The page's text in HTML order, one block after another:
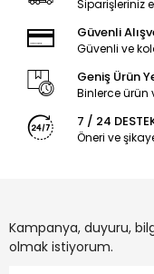
Siparişleriniz
Güvenli
Güvenli ve
Geniş Ürün
Binlerce
7 / 24
Öneri ve
Kampanya, duyuru,
olmak istiyorum.